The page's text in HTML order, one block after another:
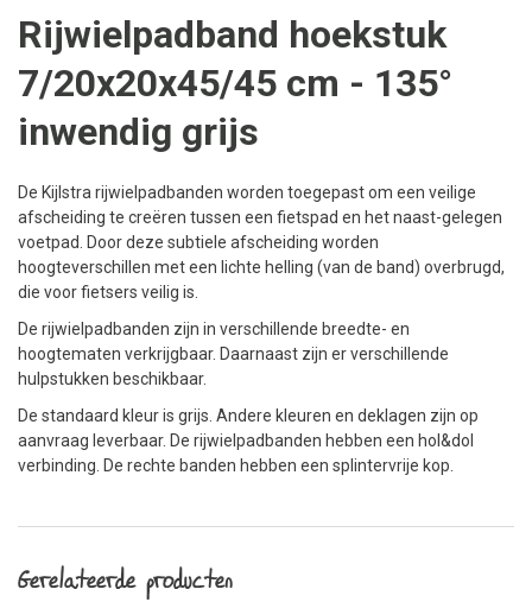
Rijwielpadband hoekstuk
7/20x20x45/45 cm - 135°
inwendig grijs
De Kijlstra rijwielpadbanden worden toegepast om een veilige
afscheiding te creëren tussen een fietspad en het naast-gelegen
voetpad. Door deze subtiele afscheiding worden
hoogteverschillen met een lichte helling (van de band) overbrugd,
die voor fietsers veilig is.
De rijwielpadbanden zijn in verschillende breedte- en
hoogtematen verkrijgbaar. Daarnaast zijn er verschillende
hulpstukken beschikbaar.
De standaard kleur is grijs. Andere kleuren en deklagen zijn op
aanvraag leverbaar. De rijwielpadbanden hebben een hol&dol
verbinding. De rechte banden hebben een splintervrije kop.
Gerelateerde producten